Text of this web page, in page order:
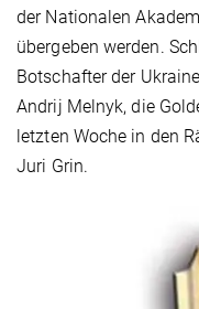
der Nationalen
übergeben werden.
Botschafter der
Andrij Melnyk, die
letzten Woche in den
Juri Grin.